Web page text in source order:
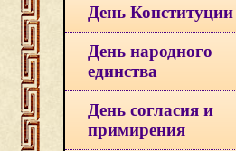
День Конституции
День народного
единства
День согласия и
примирения